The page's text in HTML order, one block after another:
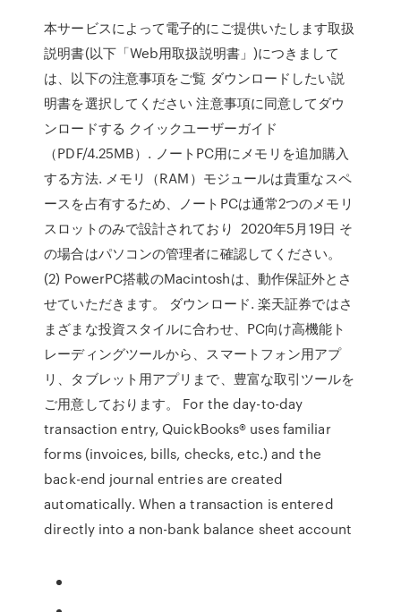
本サービスによって電子的にご提供いたします取扱
説明書(以下「Web用取扱説明書」)につきまして
は、以下の注意事項をご覧 ダウンロードしたい説
明書を選択してください 注意事項に同意してダウ
ンロードする クイックユーザーガイド
（PDF/4.25MB）. ノートPC用にメモリを追加購入
する方法. メモリ（RAM）モジュールは貴重なスペ
ースを占有するため、ノートPCは通常2つのメモリ
スロットのみで設計されており 2020年5月19日 そ
の場合はパソコンの管理者に確認してください。
(2) PowerPC搭載のMacintoshは、動作保証外とさ
せていただきます。 ダウンロード. 楽天証券ではさ
まざまな投資スタイルに合わせ、PC向け高機能ト
レーディングツールから、スマートフォン用アプ
リ、タブレット用アプリまで、豊富な取引ツールを
ご用意しております。 For the day-to-day
transaction entry, QuickBooks® uses familiar
forms (invoices, bills, checks, etc.) and the
back-end journal entries are created
automatically. When a transaction is entered
directly into a non-bank balance sheet account